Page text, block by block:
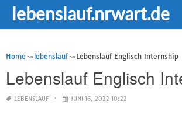
lebenslauf.nrwart.de
Home lebenslauf Lebenslauf Englisch Internship
Lebenslauf Englisch
LEBENSLAUF JUNI 16, 2022 10:22